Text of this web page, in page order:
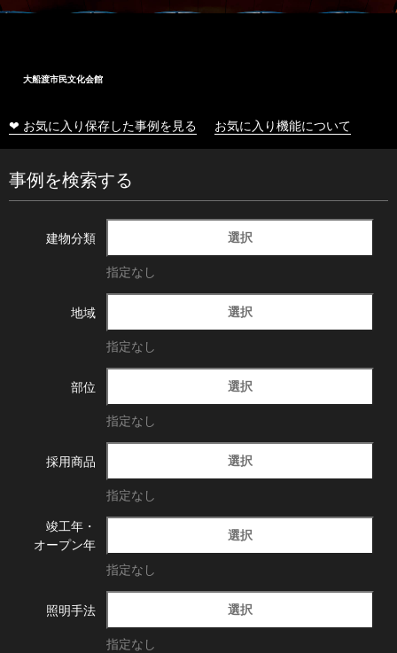
大船渡市民文化会館
❤ お気に入り保存した事例を見る お気に入り機能について
事例を検索する
建物分類 選択
指定なし
地域 選択
指定なし
部位 選択
指定なし
採用商品 選択
指定なし
竣工年・
オープン年
選択
指定なし
照明手法 選択
指定なし